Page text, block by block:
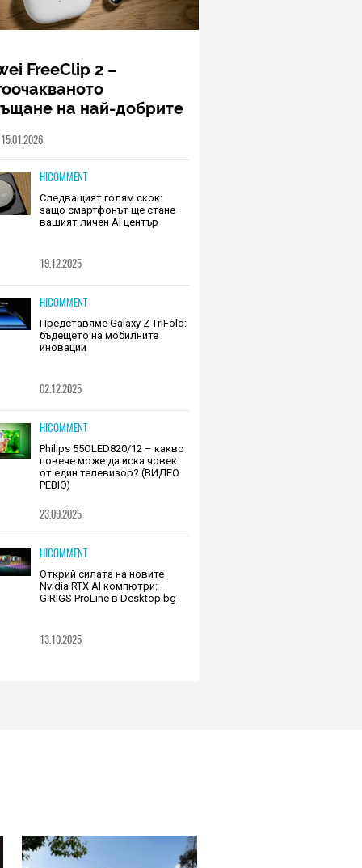
FreeClip 2 –
на най-добрите
15.01.2026
HICOMMENT
Следващият голям скок:
защо смартфонът ще стане
вашият личен AI център
19.12.2025
HICOMMENT
Представяме Galaxy Z TriFold:
бъдещето на мобилните
иновации
02.12.2025
HICOMMENT
Philips 55OLED820/12 – какво
повече може да иска човек
от един телевизор? (ВИДЕО
РЕВЮ)
23.09.2025
HICOMMENT
Открий силата на новите
Nvidia RTX AI компютри:
G:RIGS ProLine в Desktop.bg
13.10.2025